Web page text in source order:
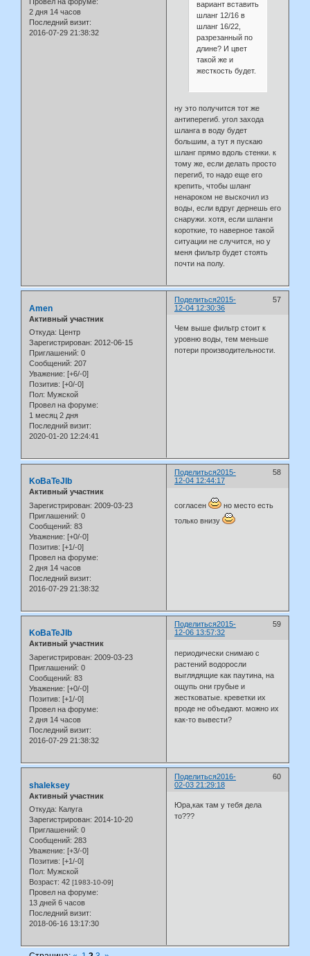
2 дня 14 часов
Последний визит:
2016-07-29 21:38:32
вариант вставить
шланг 12/16 в
шланг 16/22,
разрезанный по
длине? И цвет
такой же и
жесткость будет.
ну это получится тот же
антиперегиб. угол захода
шланга в воду будет
большим, а тут я пускаю
шланг прямо вдоль стенки. к
тому же, если делать просто
перегиб, то надо еще его
крепить, чтобы шланг
ненароком не выскочил из
воды, если вдруг дернешь его
снаружи. хотя, если шланги
короткие, то наверное такой
ситуации не случится, но у
меня фильтр будет стоять
почти на полу.
Поделиться 57
2015-
12-04 12:30:36
Amen
Активный участник
Откуда: Центр
Зарегистрирован: 2012-06-15
Приглашений: 0
Сообщений: 207
Уважение: [+6/-0]
Позитив: [+0/-0]
Пол: Мужской
Провел на форуме:
1 месяц 2 дня
Последний визит:
2020-01-20 12:24:41
Чем выше фильтр стоит к
уровню воды, тем меньше
потери производительности.
Поделиться 58
2015-
12-04 12:44:17
KoBaTeJIb
Активный участник
Зарегистрирован: 2009-03-23
Приглашений: 0
Сообщений: 83
Уважение: [+0/-0]
Позитив: [+1/-0]
Провел на форуме:
2 дня 14 часов
Последний визит:
2016-07-29 21:38:32
согласен
но место есть
только внизу
Поделиться 59
2015-
12-06 13:57:32
KoBaTeJIb
Активный участник
Зарегистрирован: 2009-03-23
Приглашений: 0
Сообщений: 83
Уважение: [+0/-0]
Позитив: [+1/-0]
Провел на форуме:
2 дня 14 часов
Последний визит:
2016-07-29 21:38:32
периодически снимаю с
растений водоросли
выглядящие как паутина, на
ощупь они грубые и
жестковатые. креветки их
вроде не объедают. можно их
как-то вывести?
Поделиться 60
2016-
02-03 21:29:18
shaleksey
Активный участник
Откуда: Калуга
Зарегистрирован: 2014-10-20
Приглашений: 0
Сообщений: 283
Уважение: [+3/-0]
Позитив: [+1/-0]
Пол: Мужской
Возраст: 42 [1983-10-09]
Провел на форуме:
13 дней 6 часов
Последний визит:
2018-06-16 13:17:30
Юра,как там у тебя дела
то???